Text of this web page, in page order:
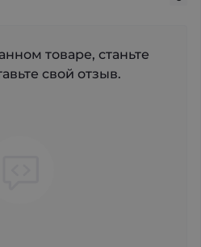
товаре, станьте
свой отзыв.